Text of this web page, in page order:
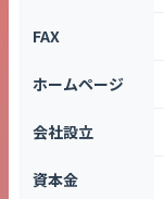
FAX
ホームページ
会社設立
資本金